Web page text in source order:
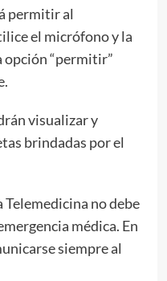
permitir al
el micrófono y la
opción “permitir”
visualizar y
brindadas por el
no debe
médica. En
siempre al